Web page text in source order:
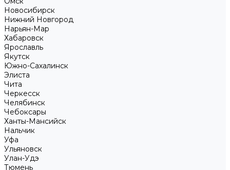
Новосибирск
Нижний Новгород
Нарьян-Мар
Хабаровск
Ярославль
Якутск
Южно-Сахалинск
Элиста
Чита
Черкесск
Челябинск
Чебоксары
Ханты-Мансийск
Нальчик
Уфа
Ульяновск
Улан-Удэ
Тюмень